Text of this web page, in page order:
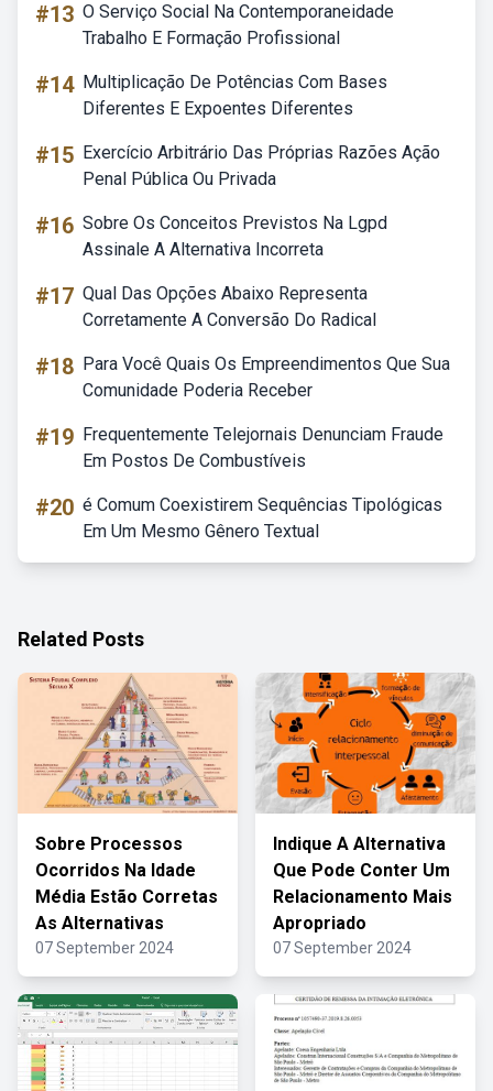
#13 O Serviço Social Na Contemporaneidade
Trabalho E Formação Profissional
#14 Multiplicação De Potências Com Bases
Diferentes E Expoentes Diferentes
#15 Exercício Arbitrário Das Próprias Razões Ação
Penal Pública Ou Privada
#16 Sobre Os Conceitos Previstos Na Lgpd
Assinale A Alternativa Incorreta
#17 Qual Das Opções Abaixo Representa
Corretamente A Conversão Do Radical
#18 Para Você Quais Os Empreendimentos Que Sua
Comunidade Poderia Receber
#19 Frequentemente Telejornais Denunciam Fraude
Em Postos De Combustíveis
#20 é Comum Coexistirem Sequências Tipológicas
Em Um Mesmo Gênero Textual
Related Posts
Sobre Processos
Ocorridos Na Idade
Média Estão Corretas
As Alternativas
07 September 2024
Indique A Alternativa
Que Pode Conter Um
Relacionamento Mais
Apropriado
07 September 2024